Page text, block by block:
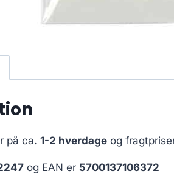
på ca. 1-2 hverdage og
og EAN er 5700137106372